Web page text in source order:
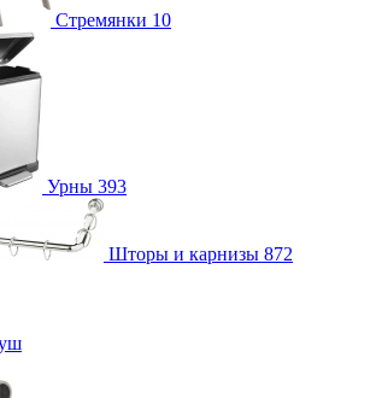
Стремянки 10
Урны 393
Шторы и карнизы 872